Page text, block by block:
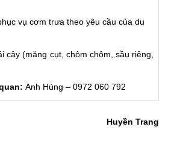
vụ cơm trưa theo yêu cầu của du
cây (măng cụt, chôm chôm, sầu riêng,
Anh Hùng – 0972 060 792
Huyền Trang